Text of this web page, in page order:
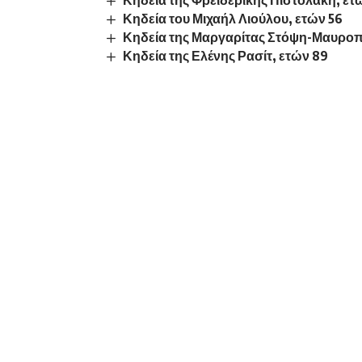
Κηδεία του Μιχαήλ Λιούλου, ετών 56
Κηδεία της Μαργαρίτας Στόψη-
Κηδεία της Ελένης Ρασίτ, ετών 89